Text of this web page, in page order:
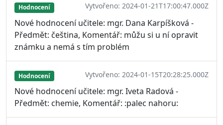
Hodnocení Vytvořeno: 2024-01-21T17:00:47.000Z
Nové hodnocení učitele: mgr. Dana Karpíšková -
Předmět: čeština, Komentář: můžu si u ní opravit
známku a nemá s tím problém
Hodnocení Vytvořeno: 2024-01-15T20:28:25.000Z
Nové hodnocení učitele: mgr. Iveta Radová -
Předmět: chemie, Komentář: :palec nahoru: